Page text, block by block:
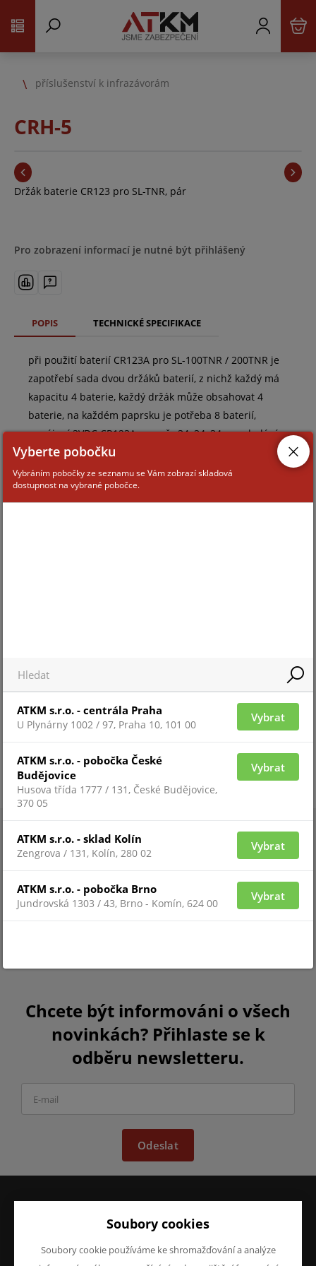
příslušenství k infrazávorám
CRH-5
Držák baterie CR123 pro SL-TNR, pár
Pro zobrazení informací je nutné být přihlášený
POPIS TECHNICKÉ SPECIFIKACE
při použití baterií CR123A pro SL-100TNR / 200TNR je
zapotřebí sada dvou držáků baterií, z nichž každý má
kapacitu 4 baterie, každý držák může obsahovat 4
baterie, na každém paprsku je potřeba 8 baterií,
napájení 3VDC CR123A, rozměr 34x34x34mm, dodává
se jako pár (pro vysílač a přijímač)
Chcete být informováni o všech
novinkách? Přihlaste se k
odběru newsletteru.
Odeslat
Reklamace
O FIRMĚ
Kontakty
Soubory cookies
Soubory cookie používáme ke shromažďování a analýze
Vyberte pobočku
Vybráním pobočky ze seznamu se Vám zobrazí skladová
dostupnost na vybrané pobočce.
ATKM s.r.o. - centrála Praha
U Plynárny 1002 / 97, Praha 10, 101 00
Vybrat
ATKM s.r.o. - pobočka České
Budějovice
Husova třída 1777 / 131, České Budějovice,
370 05
Vybrat
ATKM s.r.o. - sklad Kolín
Zengrova / 131, Kolín, 280 02
Vybrat
ATKM s.r.o. - pobočka Brno
Jundrovská 1303 / 43, Brno - Komín, 624 00
Vybrat